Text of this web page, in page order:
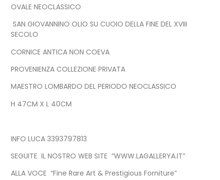
OVALE NEOCLASSICO
SAN GIOVANNINO OLIO SU CUOIO DELLA FINE DEL XVIII
SECOLO
CORNICE ANTICA NON COEVA
PROVENIENZA COLLEZIONE PRIVATA
MAESTRO LOMBARDO DEL PERIODO NEOCLASSICO
H 47CM X L 40CM
INFO LUCA 3393797813
SEGUITE IL NOSTRO WEB SITE “WWW.LAGALLERYA.IT”
ALLA VOCE “Fine Rare Art & Prestigious Forniture”